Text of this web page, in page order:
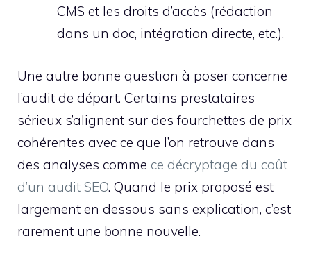
CMS et les droits d’accès (rédaction
dans un doc, intégration directe, etc.).
Une autre bonne question à poser concerne
l’audit de départ. Certains prestataires
sérieux s’alignent sur des fourchettes de prix
cohérentes avec ce que l’on retrouve dans
des analyses comme ce décryptage du coût
d’un audit SEO. Quand le prix proposé est
largement en dessous sans explication, c’est
rarement une bonne nouvelle.